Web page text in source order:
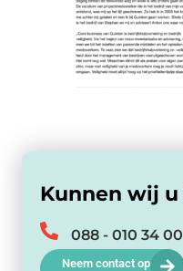
Kunnen wij u
088 - 010 34 00
Neem contact op